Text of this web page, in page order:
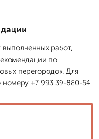
работ,
по
перегородок. Для
номеру +7 993 39-880-54